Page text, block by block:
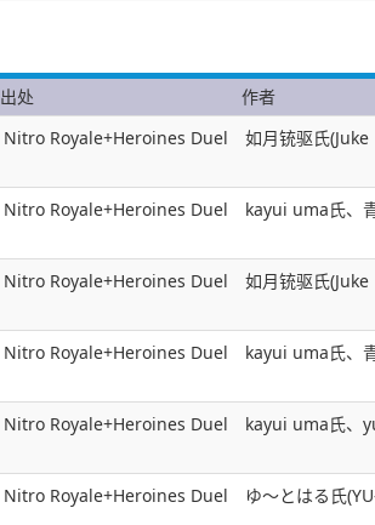
出处
作者
Nitro Royale+Heroines Duel 如月铳驱氏
Nitro Royale+Heroines Duel kayui uma氏、
Nitro Royale+Heroines Duel 如月铳驱氏
Nitro Royale+Heroines Duel kayui uma氏、
Nitro Royale+Heroines Duel kayui uma氏、
Nitro Royale+Heroines Duel ゆ～とはる氏